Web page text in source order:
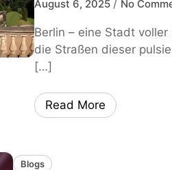
August 6, 2025 / No
Berlin – eine Stadt
die Straßen dieser
[…]
Read More
Blogs